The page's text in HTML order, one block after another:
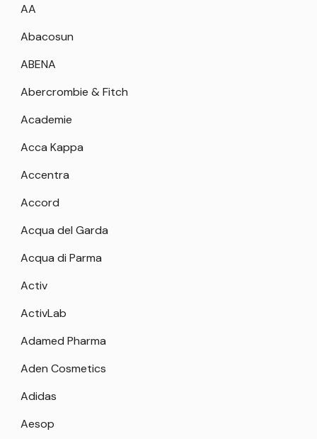
AA
Abacosun
ABENA
Abercrombie & Fitch
Academie
Acca Kappa
Accentra
Accord
Acqua del Garda
Acqua di Parma
Activ
ActivLab
Adamed Pharma
Aden Cosmetics
Adidas
Aesop